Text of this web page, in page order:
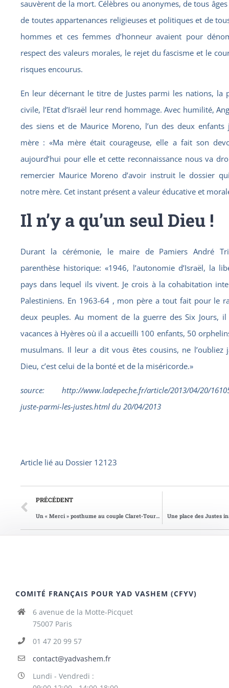
sauvèrent de la mort. Célèbres ou anonymes, de tous
de toutes appartenances religieuses et politiques et de
hommes et ces femmes d’honneur avaient pour
respect des valeurs morales, le rejet du fascisme et le
risques encourus.
En leur décernant le titre de Justes parmi les nations, la
civile, l’Etat d’Israël leur rend hommage. Avec humilité,
des siens et de Maurice Moreno, l’un des deux
mère : «Ma mère était courageuse, elle a fait son
aujourd’hui pour elle et cette reconnaissance nous va
remercier Maurice Moreno d’avoir instruit le dossier
notre mère. Cet instant présent a valeur éducative et
Il n’y a qu’un seul Dieu !
Durant la cérémonie, le maire de Pamiers André
parenthèse historique: «1946, l’autonomie d’Israël, la
pays dans lequel ils vivent. Je crois à la cohabitation
Palestiniens. En 1963-64 , mon père a tout fait pour le
deux peuples. Au moment de la guerre des Six Jours,
vacances à Hyères où il a accueilli 100 enfants, 50
musulmans. Il leur a dit vous êtes cousins, ne l’oubliez
Dieu, c’est celui de la bonté et de la miséricorde.»
source: http://www.ladepeche.fr/article/2013/04/20/
juste-parmi-les-justes.html du 20/04/2013
Article lié au Dossier 12123
PRÉCÉDENT
Un « Merci » posthume au couple Claret-Tournier Une place des Justes
COMITÉ FRANÇAIS POUR YAD VASHEM (CFYV)
6 avenue de la Motte-Picquet
75007 Paris
01 47 20 99 57
contact@yadvashem.fr
Lundi - Vendredi :